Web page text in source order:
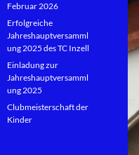
Februar 2026
Erfolgreiche
Jahreshauptversamml
ung 2025 des TC Inzell
Einladung zur
Jahreshauptversamml
ung 2025
Clubmeisterschaft der
Kinder